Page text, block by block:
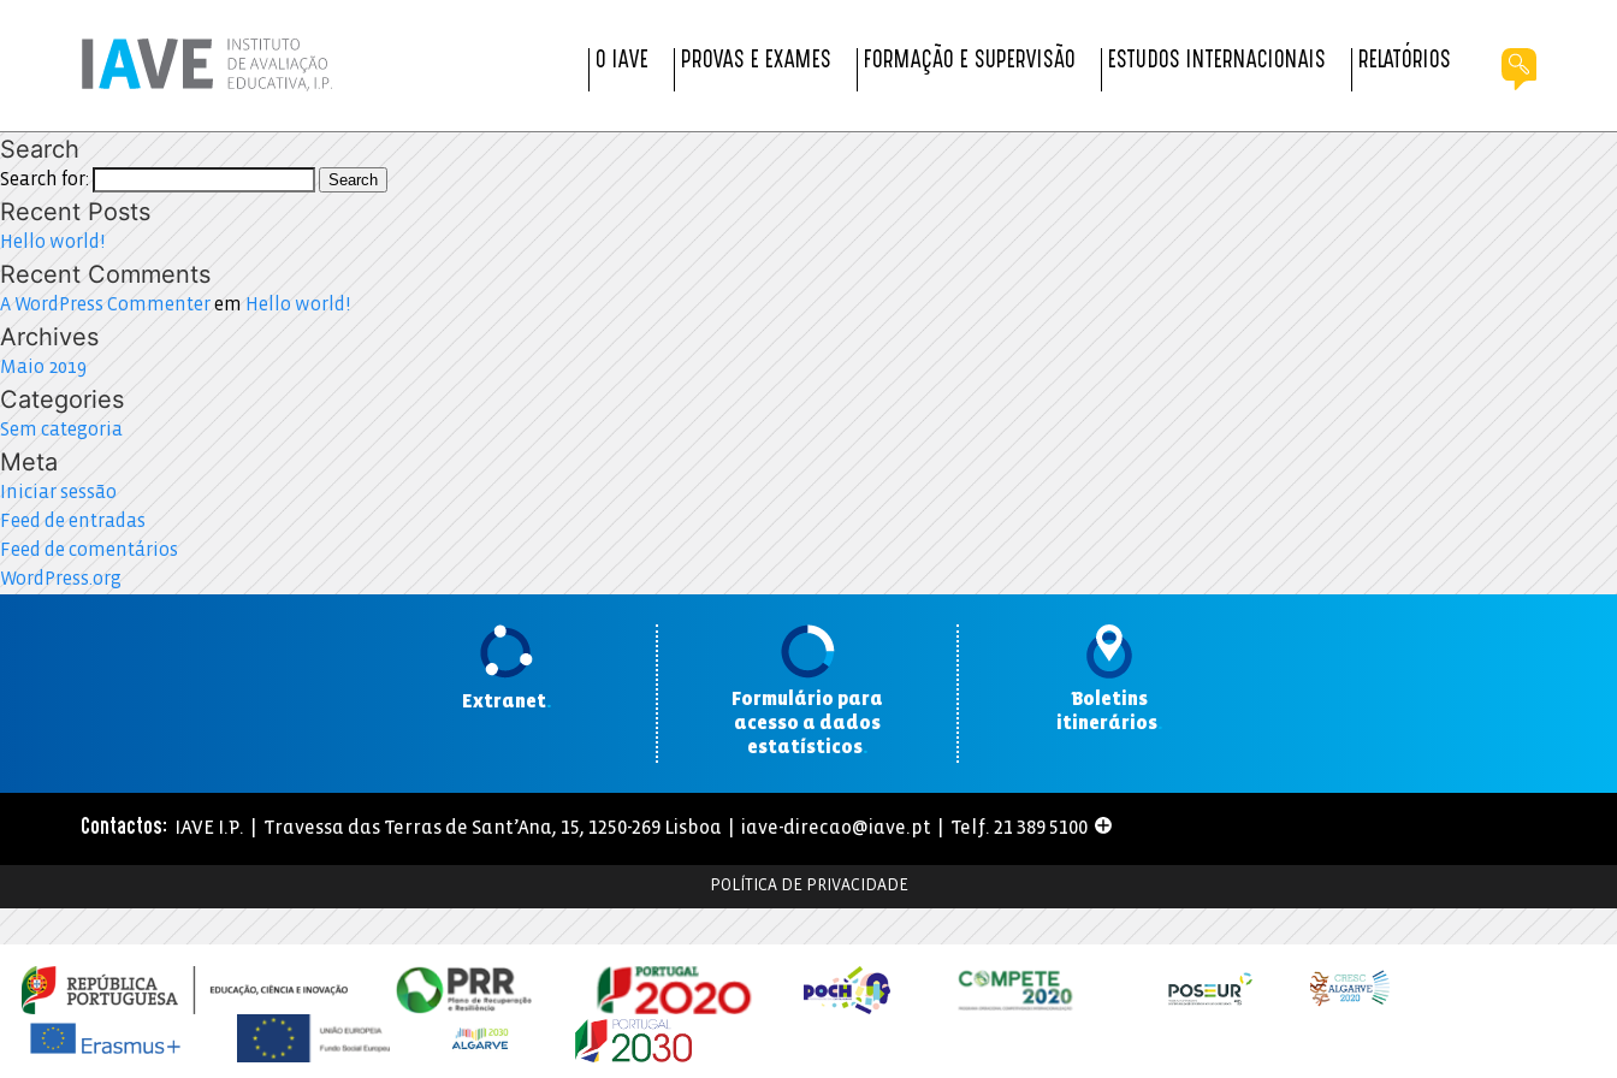
O IAVE PROVAS E EXAMES FORMAÇÃO E SUPERVISÃO ESTUDOS INTERNACIONAIS RELATÓRIOS
Search
Search for: Search
Recent Posts
Hello world!
Recent Comments
A WordPress Commenterem Hello world!
Archives
Maio 2019
Categories
Sem categoria
Meta
Iniciar sessão
Feed de entradas
Feed de comentários
WordPress.org
Extranet.
Formulário para
acesso a dados
estatísticos.
Boletins
itinerários.
Contactos: IAVE I.P. | Travessa das Terras de Sant’Ana, 15, 1250-269 Lisboa | iave-direcao@iave.pt | Telf. 21 389 5100
POLÍTICA DE PRIVACIDADE